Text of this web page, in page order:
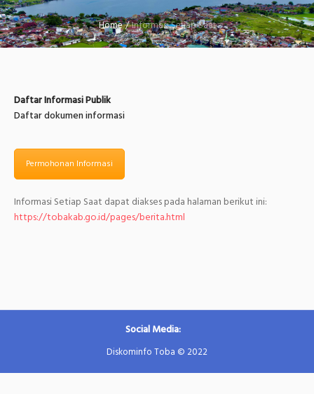
Home/Informasi Setiap Saat
Daftar Informasi Publik
Daftar dokumen informasi
Permohonan Informasi
Informasi Setiap Saat dapat diakses pada halaman berikut ini:
https://tobakab.go.id/pages/berita.html
Social Media:
Diskominfo Toba © 2022